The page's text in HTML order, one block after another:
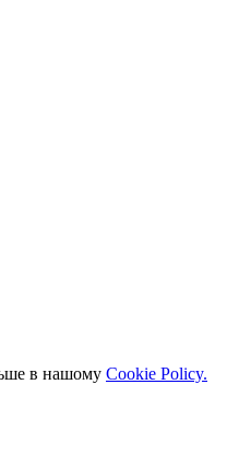
в нашому Cookie Policy.